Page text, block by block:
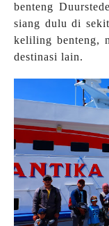
benteng
siang dulu di
keliling benteng,
destinasi lain.